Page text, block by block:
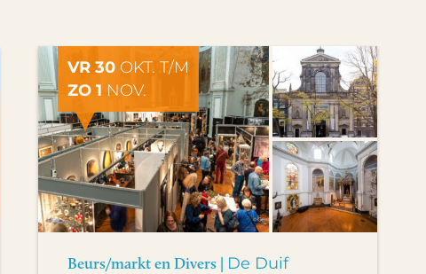
VR 30OKT. T/M
ZO 1 NOV.
Beurs/markt en Divers | De Duif